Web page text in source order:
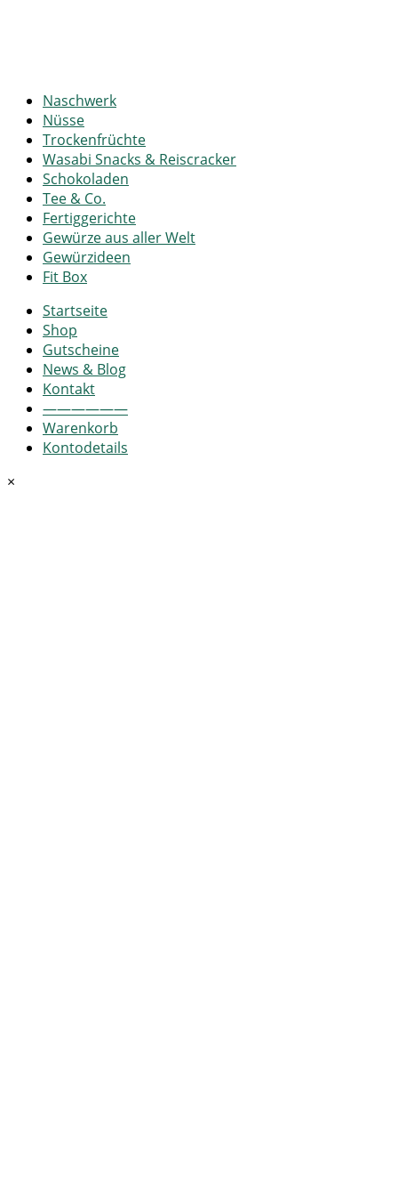
Naschwerk
Nüsse
Trockenfrüchte
Wasabi Snacks & Reiscracker
Schokoladen
Tee & Co.
Fertiggerichte
Gewürze aus aller Welt
Gewürzideen
Fit Box
Startseite
Shop
Gutscheine
News & Blog
Kontakt
——————
Warenkorb
Kontodetails
×